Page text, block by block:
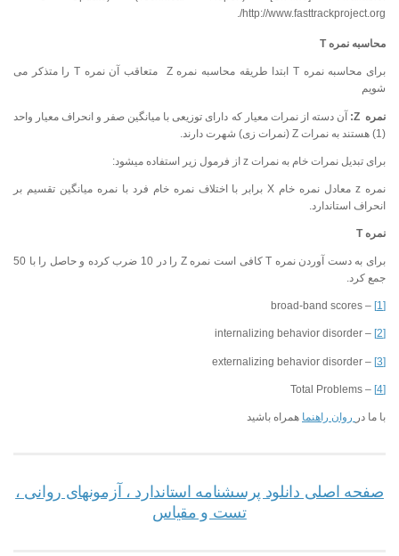
http://www.fasttrackproject.org/.
محاسبه نمرهT
برای محاسبه نمره T ابتدا طریقه محاسبه نمره Z متعاقب آن نمره T را متذکر می
شویم
نمره Z
: آن دسته از نمرات معیار که دارای توزیعی با میانگین صفر و انحراف معیار واحد
(1) هستند به نمرات Z (نمرات زی) شهرت دارند.
برای تبدیل نمرات خام به نمرات z از فرمول زیر استفاده می­شود:
نمره z معادل نمره خام X برابر با اختلاف نمره خام فرد با نمره میانگین تقسیم بر
انحراف استاندارد.
نمرهT
برای به دست آوردن نمره T کافی است نمره Z را در 10 ضرب کرده و حاصل را با 50
جمع کرد.
[1]
– broad-band scores
[2]
– internalizing behavior disorder
[3]
– externalizing behavior disorder
[4]
– Total Problems
با ما در روان راهنما همراه باشید
صفحه اصلی دانلود پرسشنامه استاندارد ، آزمونهای روانی ،
تست و مقیاس